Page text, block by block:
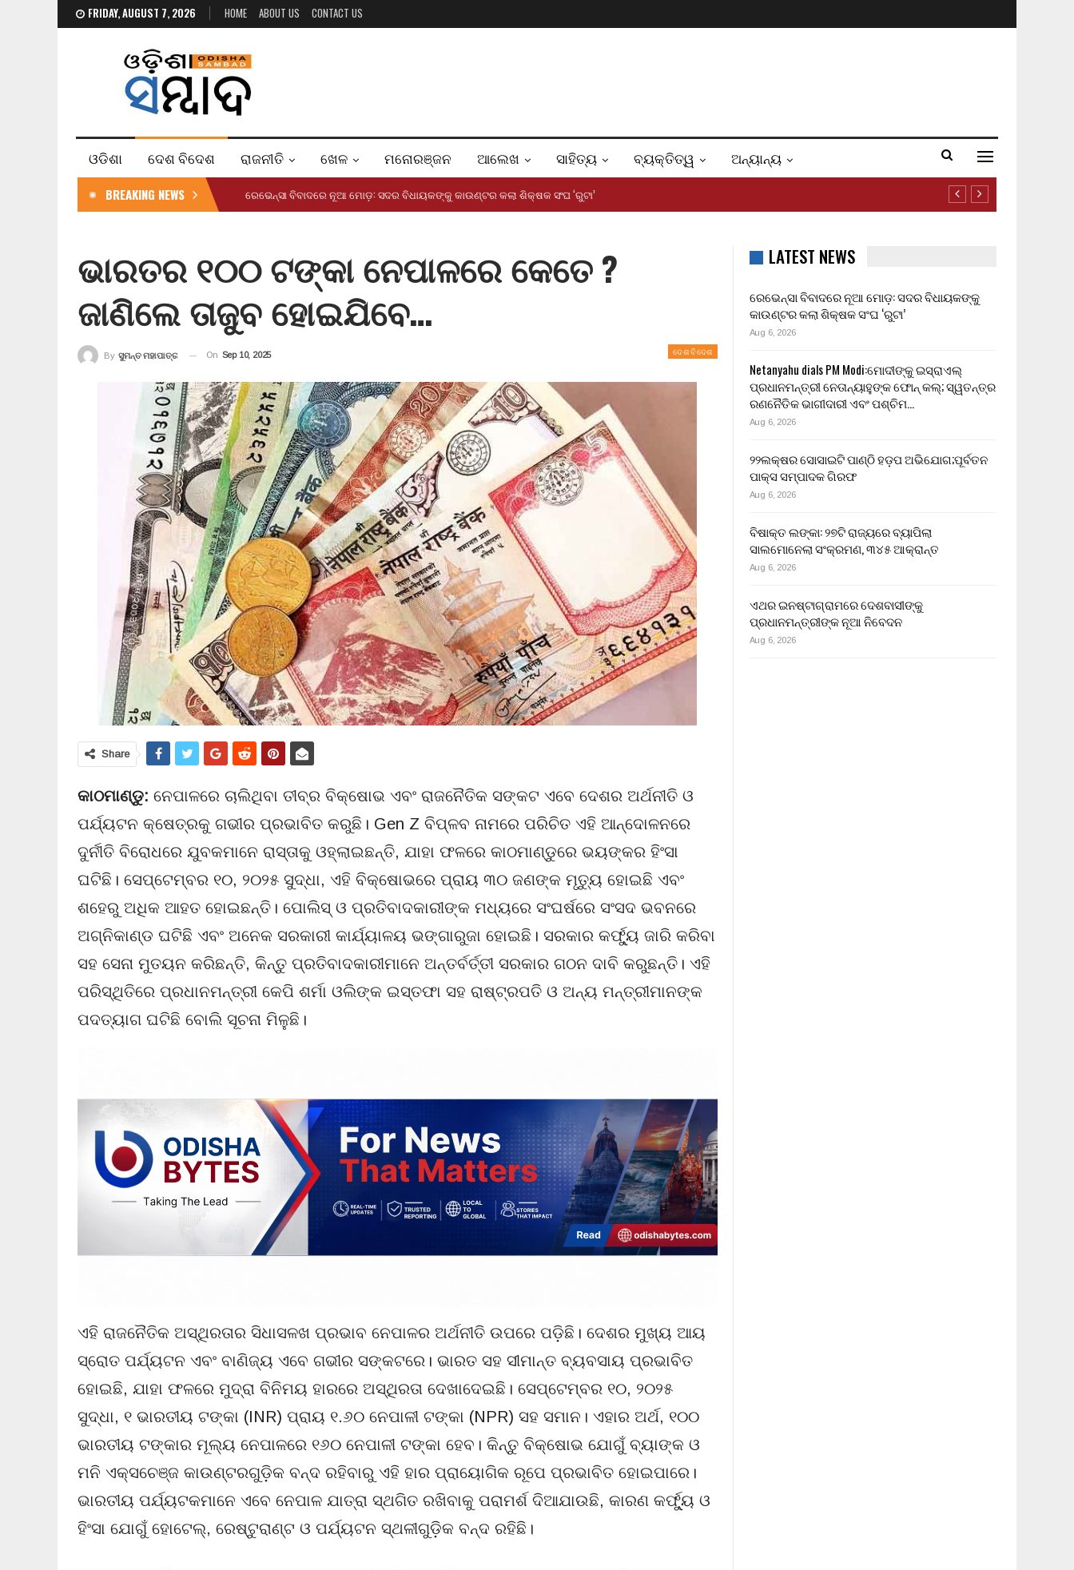
FRIDAY, AUGUST 7, 2026 HOME ABOUT US CONTACT US
ଓଡିଶା ଦେଶ ବିଦେଶ ରାଜନୀତି ଖେଳ ମନୋରଞ୍ଜନ ଆଲେଖ ସାହିତ୍ୟ ବ୍ୟକ୍ତିତ୍ୱ ଅନ୍ୟାନ୍ୟ
BREAKING NEWS ରେଭେନ୍ସା ବିବାଦରେ ନୂଆ ମୋଡ଼: ସଦର ବିଧାୟକଙ୍କୁ କାଉଣ୍ଟର କଲା ଶିକ୍ଷକ ସଂଘ ‘ରୁଟା’
ଭାରତର ୧୦୦ ଟଙ୍କା ନେପାଳରେ କେତେ ?
ଜାଣିଲେ ତାଜୁବ ହୋଇଯିବେ…
ଦେଶ ବିଦେଶ
By ସୁମନ୍ତ ମହାପାତ୍ର On Sep 10, 2025
Share
କାଠମାଣ୍ଡୁ: ନେପାଳରେ ଚାଲିଥିବା ତୀବ୍ର ବିକ୍ଷୋଭ ଏବଂ ରାଜନୈତିକ ସଙ୍କଟ ଏବେ ଦେଶର ଅର୍ଥନୀତି ଓ
ପର୍ଯ୍ୟଟନ କ୍ଷେତ୍ରକୁ ଗଭୀର ପ୍ରଭାବିତ କରୁଛି। Gen Z ବିପ୍ଳବ ନାମରେ ପରିଚିତ ଏହି ଆନ୍ଦୋଳନରେ
ଦୁର୍ନୀତି ବିରୋଧରେ ଯୁବକମାନେ ରାସ୍ତାକୁ ଓହ୍ଲାଇଛନ୍ତି, ଯାହା ଫଳରେ କାଠମାଣ୍ଡୁରେ ଭୟଙ୍କର ହିଂସା
ଘଟିଛି। ସେପ୍ଟେମ୍ବର ୧୦, ୨୦୨୫ ସୁଦ୍ଧା, ଏହି ବିକ୍ଷୋଭରେ ପ୍ରାୟ ୩୦ ଜଣଙ୍କ ମୃତ୍ୟୁ ହୋଇଛି ଏବଂ
ଶହେରୁ ଅଧିକ ଆହତ ହୋଇଛନ୍ତି। ପୋଲିସ୍ ଓ ପ୍ରତିବାଦକାରୀଙ୍କ ମଧ୍ୟରେ ସଂଘର୍ଷରେ ସଂସଦ ଭବନରେ
ଅଗ୍ନିକାଣ୍ଡ ଘଟିଛି ଏବଂ ଅନେକ ସରକାରୀ କାର୍ଯ୍ୟାଳୟ ଭଙ୍ଗାରୁଜା ହୋଇଛି। ସରକାର କର୍ଫ୍ୟୁ ଜାରି କରିବା
ସହ ସେନା ମୁତୟନ କରିଛନ୍ତି, କିନ୍ତୁ ପ୍ରତିବାଦକାରୀମାନେ ଅନ୍ତର୍ବର୍ତ୍ତୀ ସରକାର ଗଠନ ଦାବି କରୁଛନ୍ତି। ଏହି
ପରିସ୍ଥିତିରେ ପ୍ରଧାନମନ୍ତ୍ରୀ କେପି ଶର୍ମା ଓଲିଙ୍କ ଇସ୍ତଫା ସହ ରାଷ୍ଟ୍ରପତି ଓ ଅନ୍ୟ ମନ୍ତ୍ରୀମାନଙ୍କ
ପଦତ୍ୟାଗ ଘଟିଛି ବୋଲି ସୂଚନା ମିଳୁଛି।
ଏହି ରାଜନୈତିକ ଅସ୍ଥିରତାର ସିଧାସଳଖ ପ୍ରଭାବ ନେପାଳର ଅର୍ଥନୀତି ଉପରେ ପଡ଼ିଛି। ଦେଶର ମୁଖ୍ୟ ଆୟ
ସ୍ରୋତ ପର୍ଯ୍ୟଟନ ଏବଂ ବାଣିଜ୍ୟ ଏବେ ଗଭୀର ସଙ୍କଟରେ। ଭାରତ ସହ ସୀମାନ୍ତ ବ୍ୟବସାୟ ପ୍ରଭାବିତ
ହୋଇଛି, ଯାହା ଫଳରେ ମୁଦ୍ରା ବିନିମୟ ହାରରେ ଅସ୍ଥିରତା ଦେଖାଦେଇଛି। ସେପ୍ଟେମ୍ବର ୧୦, ୨୦୨୫
ସୁଦ୍ଧା, ୧ ଭାରତୀୟ ଟଙ୍କା (INR) ପ୍ରାୟ ୧.୬୦ ନେପାଳୀ ଟଙ୍କା (NPR) ସହ ସମାନ। ଏହାର ଅର୍ଥ, ୧୦୦
ଭାରତୀୟ ଟଙ୍କାର ମୂଲ୍ୟ ନେପାଳରେ ୧୬୦ ନେପାଳୀ ଟଙ୍କା ହେବ। କିନ୍ତୁ ବିକ୍ଷୋଭ ଯୋଗୁଁ ବ୍ୟାଙ୍କ ଓ
ମନି ଏକ୍ସଚେଞ୍ଜ କାଉଣ୍ଟରଗୁଡ଼ିକ ବନ୍ଦ ରହିବାରୁ ଏହି ହାର ପ୍ରାୟୋଗିକ ରୂପେ ପ୍ରଭାବିତ ହୋଇପାରେ।
ଭାରତୀୟ ପର୍ଯ୍ୟଟକମାନେ ଏବେ ନେପାଳ ଯାତ୍ରା ସ୍ଥଗିତ ରଖିବାକୁ ପରାମର୍ଶ ଦିଆଯାଉଛି, କାରଣ କର୍ଫ୍ୟୁ ଓ
ହିଂସା ଯୋଗୁଁ ହୋଟେଲ୍, ରେଷ୍ଟୁରାଣ୍ଟ ଓ ପର୍ଯ୍ୟଟନ ସ୍ଥଳୀଗୁଡ଼ିକ ବନ୍ଦ ରହିଛି।
LATEST NEWS
ରେଭେନ୍ସା ବିବାଦରେ ନୂଆ ମୋଡ଼: ସଦର ବିଧାୟକଙ୍କୁ
କାଉଣ୍ଟର କଲା ଶିକ୍ଷକ ସଂଘ ‘ରୁଟା’
Aug 6, 2026
Netanyahu dials PM Modi:ମୋଦୀଙ୍କୁ ଇସ୍ରାଏଲ୍
ପ୍ରଧାନମନ୍ତ୍ରୀ ନେତାନ୍ୟାହୁଙ୍କ ଫୋନ୍ କଲ୍; ସ୍ୱତନ୍ତ୍ର
ରଣନୈତିକ ଭାଗୀଦାରୀ ଏବଂ ପଶ୍ଚିମ…
Aug 6, 2026
୨୨ଲକ୍ଷର ସୋସାଇଟି ପାଣ୍ଠି ହଡ଼ପ ଅଭିଯୋଗ;ପୂର୍ବତନ
ପାକ୍ସ ସମ୍ପାଦକ ଗିରଫ
Aug 6, 2026
ବିଷାକ୍ତ ଲଙ୍କା: ୨୭ଟି ରାଜ୍ୟରେ ବ୍ୟାପିଲା
ସାଲମୋନେଲା ସଂକ୍ରମଣ, ୩୪୫ ଆକ୍ରାନ୍ତ
Aug 6, 2026
ଏଥର ଇନଷ୍ଟାଗ୍ରାମରେ ଦେଶବାସୀଙ୍କୁ
ପ୍ରଧାନମନ୍ତ୍ରୀଙ୍କ ନୂଆ ନିବେଦନ
Aug 6, 2026